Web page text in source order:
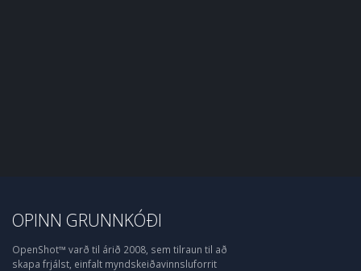
OPINN GRUNNKÓÐI
OpenShot™ varð til árið 2008, sem tilraun til að
skapa frjálst, einfalt myndskeiðavinnsluforrit